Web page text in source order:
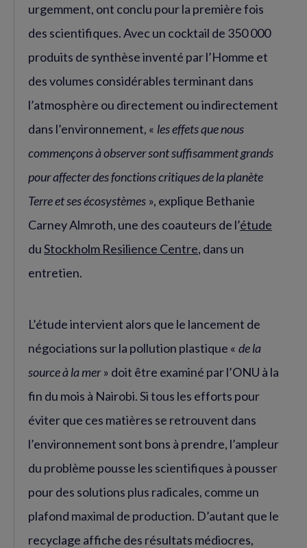
urgemment, ont conclu pour la première fois
des scientifiques. Avec un cocktail de 350 000
produits de synthèse inventé par l’Homme et
des volumes considérables terminant dans
l’atmosphère ou directement ou indirectement
dans l’environnement, « les effets que nous
commençons à observer sont suffisamment grands
pour affecter des fonctions critiques de la planète
Terre et ses écosystèmes », explique Bethanie
Carney Almroth, une des coauteurs de l’étude
duStockholm Resilience Centre, dans un
entretien.
L’étude intervient alors que le lancement de
négociations sur la pollution plastique « de la
source à la mer» doit être examiné par l’ONU à la
fin du mois à Nairobi. Si tous les efforts pour
éviter que ces matières se retrouvent dans
l’environnement sont bons à prendre, l’ampleur
du problème pousse les scientifiques à pousser
pour des solutions plus radicales, comme un
plafond maximal de production. D’autant que le
recyclage affiche des résultats médiocres,